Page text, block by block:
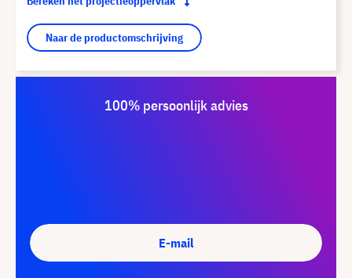
Naar de productomschrijving
100% persoonlijk advies
E-mail